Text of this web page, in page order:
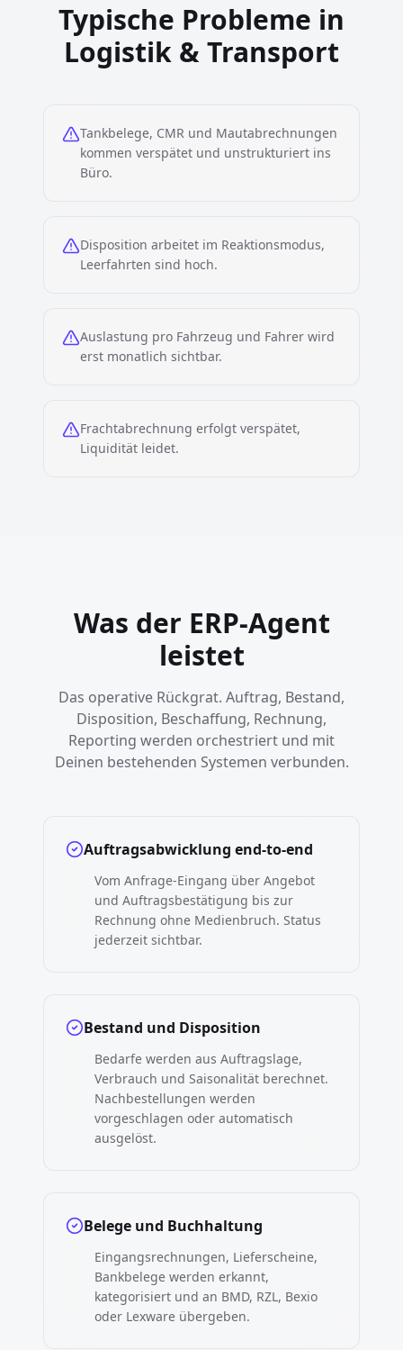
Typische Probleme in
Logistik & Transport
Tankbelege, CMR und Mautabrechnungen
kommen verspätet und unstrukturiert ins
Büro.
Disposition arbeitet im Reaktionsmodus,
Leerfahrten sind hoch.
Auslastung pro Fahrzeug und Fahrer wird
erst monatlich sichtbar.
Frachtabrechnung erfolgt verspätet,
Liquidität leidet.
Was der ERP-Agent
leistet
Das operative Rückgrat. Auftrag, Bestand,
Disposition, Beschaffung, Rechnung,
Reporting werden orchestriert und mit
Deinen bestehenden Systemen verbunden.
Auftragsabwicklung end-to-end
Vom Anfrage-Eingang über Angebot
und Auftragsbestätigung bis zur
Rechnung ohne Medienbruch. Status
jederzeit sichtbar.
Bestand und Disposition
Bedarfe werden aus Auftragslage,
Verbrauch und Saisonalität berechnet.
Nachbestellungen werden
vorgeschlagen oder automatisch
ausgelöst.
Belege und Buchhaltung
Eingangsrechnungen, Lieferscheine,
Bankbelege werden erkannt,
kategorisiert und an BMD, RZL, Bexio
oder Lexware übergeben.